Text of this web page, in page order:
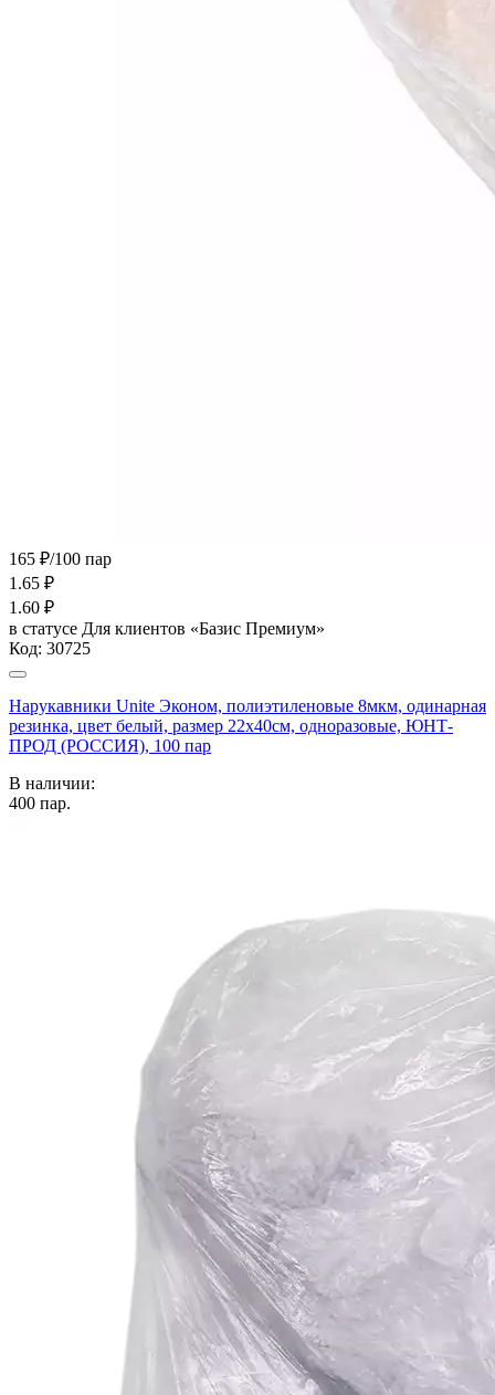
165 ₽/100 пар
1.65 ₽
1.60 ₽
в статусе Для клиентов «Базис Премиум»
Код: 30725
Нарукавники Unite Эконом, полиэтиленовые 8мкм, одинарная
резинка, цвет белый, размер 22х40см, одноразовые, ЮНТ-
ПРОД (РОССИЯ), 100 пар
В наличии:
400 пар.